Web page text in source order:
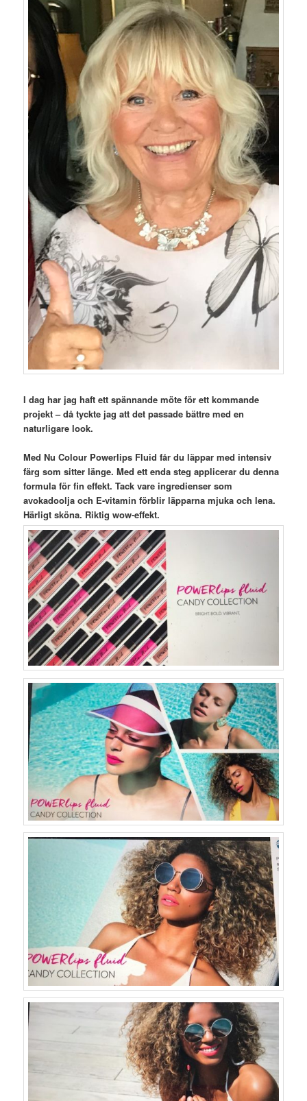
I dag har jag haft ett spännande möte för ett kommande
projekt – då tyckte jag att det passade bättre med en
naturligare look.
Med Nu Colour Powerlips Fluid får du läppar med intensiv
färg som sitter länge. Med ett enda steg applicerar du denna
formula för fin effekt. Tack vare ingredienser som
avokadoolja och E-vitamin förblir läpparna mjuka och lena.
Härligt sköna. Riktig wow-effekt.